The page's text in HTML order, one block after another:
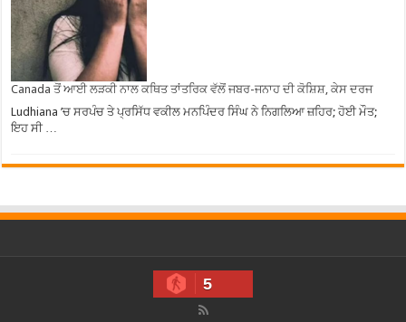
Canada ਤੋਂ ਆਈ ਲੜਕੀ ਨਾਲ ਕਥਿਤ ਤਾਂਤਰਿਕ ਵੱਲੋਂ ਜਬਰ-ਜਨਾਹ ਦੀ ਕੋਸ਼ਿਸ਼, ਕੇਸ ਦਰਜ
Ludhiana ’ਚ ਸਰਪੰਚ ਤੇ ਪ੍ਰਸਿੱਧ ਵਕੀਲ ਮਨਪਿੰਦਰ ਸਿੰਘ ਨੇ ਨਿਗਲਿਆ ਜ਼ਹਿਰ; ਹੋਈ ਮੌਤ;
ਇਹ ਸੀ …
5